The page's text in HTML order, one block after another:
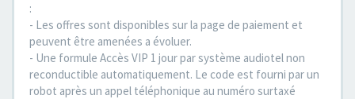
:
- Les offres sont disponibles sur la page de paiement et
peuvent être amenées a évoluer.
- Une formule Accès VIP 1 jour par système audiotel non
reconductible automatiquement. Le code est fourni par un
robot après un appel téléphonique au numéro surtaxé